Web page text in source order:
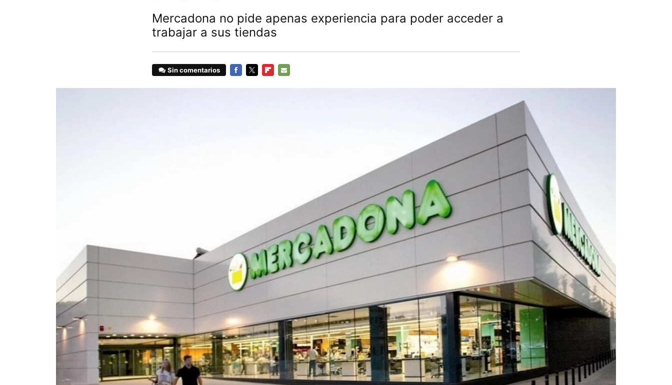
Mercadona no pide apenas experiencia para poder acceder a
trabajar a sus tiendas
Sin comentarios